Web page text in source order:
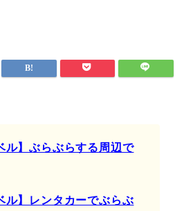
ル】ぶらぶらする周辺で
ル】レンタカーでぶらぶ